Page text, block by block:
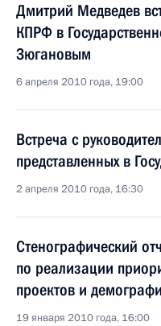
Дмитрий Медведев
КПРФ в
Зюгановым
6 апреля 2010 года, 19:00
Встреча с
представленных в
2 апреля 2010 года, 16:30
Стенографический
по реализации
проектов и
19 января 2010 года, 16:00